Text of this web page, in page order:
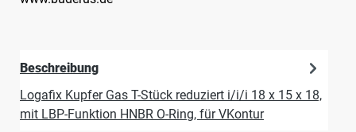
Beschreibung
Logafix Kupfer Gas T-Stück reduziert i/i/i 18 x 15 x 18,
mit LBP-Funktion HNBR O-Ring, für VKontur